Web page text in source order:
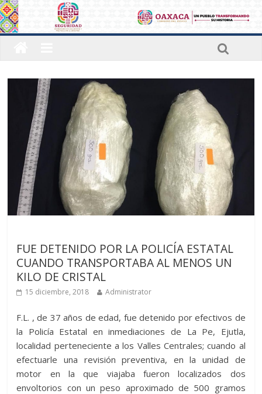
FUE DETENIDO POR LA POLICÍA ESTATAL
CUANDO TRANSPORTABA AL MENOS UN
KILO DE CRISTAL
15 diciembre, 2018 Administrator
F.L. , de 37 años de edad, fue detenido por efectivos de
la Policía Estatal en inmediaciones de La Pe, Ejutla,
localidad perteneciente a los Valles Centrales; cuando al
efectuarle una revisión preventiva, en la unidad de
motor en la que viajaba fueron localizados dos
envoltorios con un peso aproximado de 500 gramos